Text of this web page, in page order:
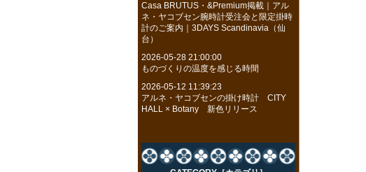
Casa BRUTUS・&Premium掲載｜アル
ネ・ヤコブセン腕時計受注会と限定掛時
計のご案内｜3DAYS Scandinavia（仙
台）
2026-05-28 21:00:00
ものづくりの温度を感じる時間
2026-05-12 11:39:23
アルネ・ヤコブセンの掛け時計 CITY
HALL × Botany 新色リリース